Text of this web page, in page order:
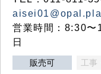
営業時間：8:30〜
日
販売可 工事